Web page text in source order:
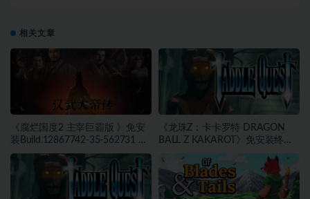
相关文章
《腐烂国度2 主宰巨霸版 》免安
装Build.12867742-35-562731 整
合全部DLC绿色中文版[20.33 GB]
[百度网盘]
《龙珠Z：卡卡罗特 DRAGON
BALL Z KAKAROT》免安装终极
度网盘]